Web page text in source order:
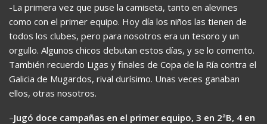
-La primera vez que puse la camiseta, tanto en alevines
como con el primer equipo. Hoy día los niños las tienen de
todos los clubes, pero para nosotros era un tesoro y un
orgullo. Algunos chicos debutan estos días, y se lo comento.
También recuerdo Ligas y finales de Copa de la Ría contra el
Galicia de Mugardos, rival durísimo. Unas veces ganaban
ellos, otras nosotros.
–Jugó doce campañas en el primer equipo, 3 en 2ªB, 4 en